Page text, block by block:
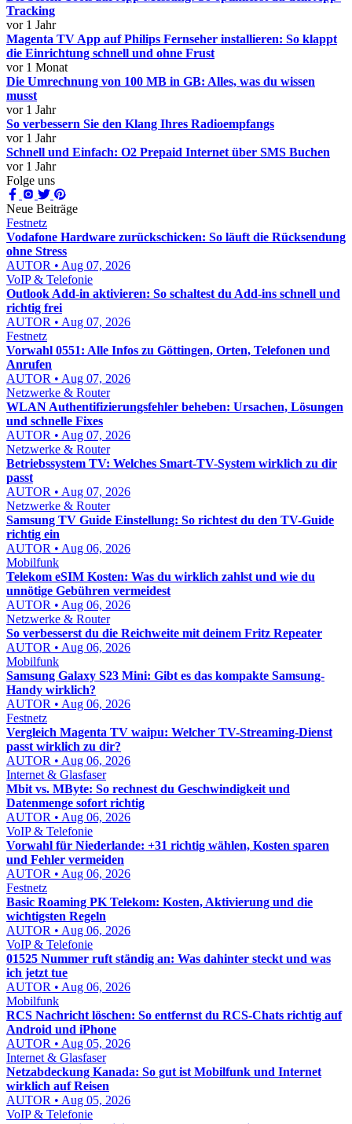
Tracking
vor 1 Jahr
Magenta TV App auf Philips Fernseher installieren: So klappt
die Einrichtung schnell und ohne Frust
vor 1 Monat
Die Umrechnung von 100 MB in GB: Alles, was du wissen
musst
vor 1 Jahr
So verbessern Sie den Klang Ihres Radioempfangs
vor 1 Jahr
Schnell und Einfach: O2 Prepaid Internet über SMS Buchen
vor 1 Jahr
Folge uns
Neue Beiträge
Festnetz
Vodafone Hardware zurückschicken: So läuft die Rücksendung
ohne Stress
AUTOR • Aug 07, 2026
VoIP & Telefonie
Outlook Add-in aktivieren: So schaltest du Add-ins schnell und
richtig frei
AUTOR • Aug 07, 2026
Festnetz
Vorwahl 0551: Alle Infos zu Göttingen, Orten, Telefonen und
Anrufen
AUTOR • Aug 07, 2026
Netzwerke & Router
WLAN Authentifizierungsfehler beheben: Ursachen, Lösungen
und schnelle Fixes
AUTOR • Aug 07, 2026
Netzwerke & Router
Betriebssystem TV: Welches Smart-TV-System wirklich zu dir
passt
AUTOR • Aug 07, 2026
Netzwerke & Router
Samsung TV Guide Einstellung: So richtest du den TV-Guide
richtig ein
AUTOR • Aug 06, 2026
Mobilfunk
Telekom eSIM Kosten: Was du wirklich zahlst und wie du
unnötige Gebühren vermeidest
AUTOR • Aug 06, 2026
Netzwerke & Router
So verbesserst du die Reichweite mit deinem Fritz Repeater
AUTOR • Aug 06, 2026
Mobilfunk
Samsung Galaxy S23 Mini: Gibt es das kompakte Samsung-
Handy wirklich?
AUTOR • Aug 06, 2026
Festnetz
Vergleich Magenta TV waipu: Welcher TV-Streaming-Dienst
passt wirklich zu dir?
AUTOR • Aug 06, 2026
Internet & Glasfaser
Mbit vs. MByte: So rechnest du Geschwindigkeit und
Datenmenge sofort richtig
AUTOR • Aug 06, 2026
VoIP & Telefonie
Vorwahl für Niederlande: +31 richtig wählen, Kosten sparen
und Fehler vermeiden
AUTOR • Aug 06, 2026
Festnetz
Basic Roaming PK Telekom: Kosten, Aktivierung und die
wichtigsten Regeln
AUTOR • Aug 06, 2026
VoIP & Telefonie
01525 Nummer ruft ständig an: Was dahinter steckt und was
ich jetzt tue
AUTOR • Aug 06, 2026
Mobilfunk
RCS Nachricht löschen: So entfernst du RCS-Chats richtig auf
Android und iPhone
AUTOR • Aug 05, 2026
Internet & Glasfaser
Netzabdeckung Kanada: So gut ist Mobilfunk und Internet
wirklich auf Reisen
AUTOR • Aug 05, 2026
VoIP & Telefonie